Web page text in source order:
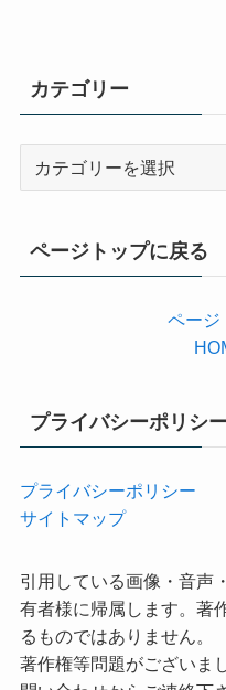
カテゴリー
ページトップに戻る
ページ
プライバシーポリシー
プライバシーポリシー
サイトマップ
引用している画像・音声
有者様に帰属します。著
るものではありません。
著作権等問題がございま